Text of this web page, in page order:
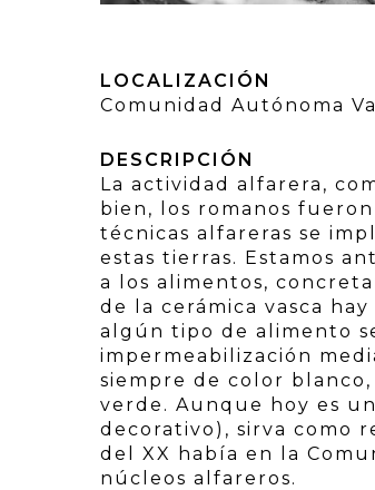
LOCALIZACIÓN
Comunidad Autónoma
DESCRIPCIÓN
La actividad alfarera,
bien, los romanos
técnicas alfareras se
estas tierras. Estamos
a los alimentos,
de la cerámica vasca
algún tipo de alimento
impermeabilización
siempre de color
verde. Aunque hoy es
decorativo), sirva como
del XX había en la
núcleos alfareros.